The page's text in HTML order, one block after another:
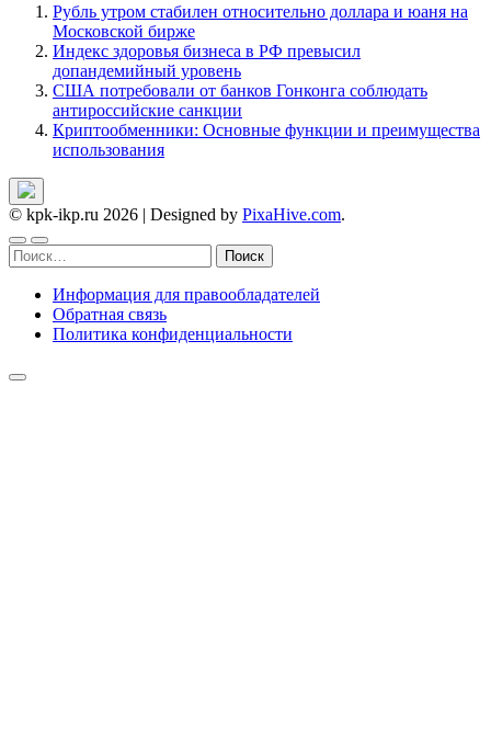
Рубль утром стабилен относительно доллара и юаня на
Московской бирже
Индекс здоровья бизнеса в РФ превысил
допандемийный уровень
США потребовали от банков Гонконга соблюдать
антироссийские санкции
Криптообменники: Основные функции и преимущества
использования
© kpk-ikp.ru 2026 | Designed by PixaHive.com.
Найти:
Информация для правообладателей
Обратная связь
Политика конфиденциальности